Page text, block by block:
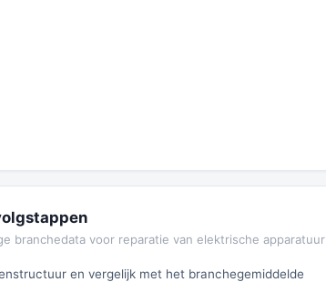
branchedata voor reparatie van elektrische apparatuur
en vergelijk met het branchegemiddelde